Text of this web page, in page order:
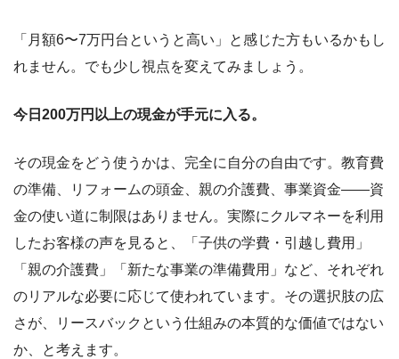
「月額6〜7万円台というと高い」と感じた方もいるかもし
れません。でも少し視点を変えてみましょう。
今日200万円以上の現金が手元に入る。
その現金をどう使うかは、完全に自分の自由です。教育費
の準備、リフォームの頭金、親の介護費、事業資金――資
金の使い道に制限はありません。実際にクルマネーを利用
したお客様の声を見ると、「子供の学費・引越し費用」
「親の介護費」「新たな事業の準備費用」など、それぞれ
のリアルな必要に応じて使われています。その選択肢の広
さが、リースバックという仕組みの本質的な価値ではない
か、と考えます。